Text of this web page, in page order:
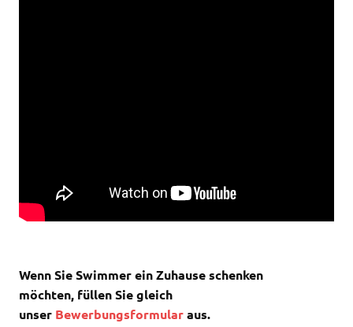
Wenn Sie Swimmer ein Zuhause schenken
möchten, füllen Sie gleich
unser Bewerbungsformularaus.